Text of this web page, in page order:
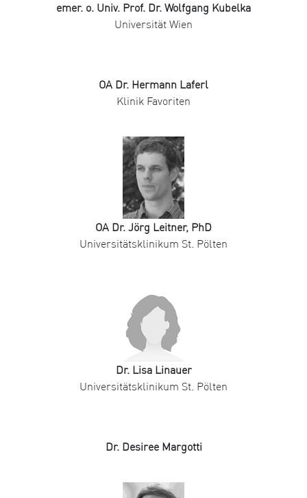
emer. o. Univ. Prof. Dr. Wolfgang Kubelka
Universität Wien
OA Dr. Hermann Laferl
Klinik Favoriten
OA Dr. Jörg Leitner, PhD
Universitätsklinikum St. Pölten
Dr. Lisa Linauer
Universitätsklinikum St. Pölten
Dr. Desiree Margotti